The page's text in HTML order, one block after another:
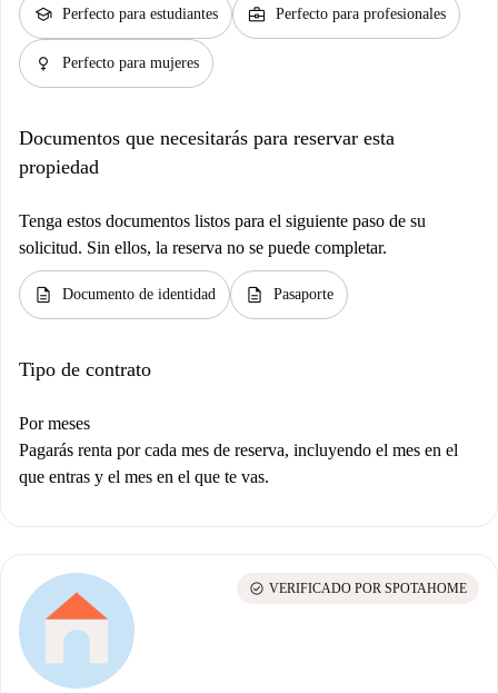
school Perfecto para estudiantes business_center Perfecto para profesionales
female Perfecto para mujeres
Documentos que necesitarás para reservar esta
propiedad
Tenga estos documentos listos para el siguiente paso de su
solicitud. Sin ellos, la reserva no se puede completar.
description Documento de identidad description Pasaporte
Tipo de contrato
Por meses
Pagarás renta por cada mes de reserva, incluyendo el mes en el
que entras y el mes en el que te vas.
check_circle VERIFICADO POR SPOTAHOME